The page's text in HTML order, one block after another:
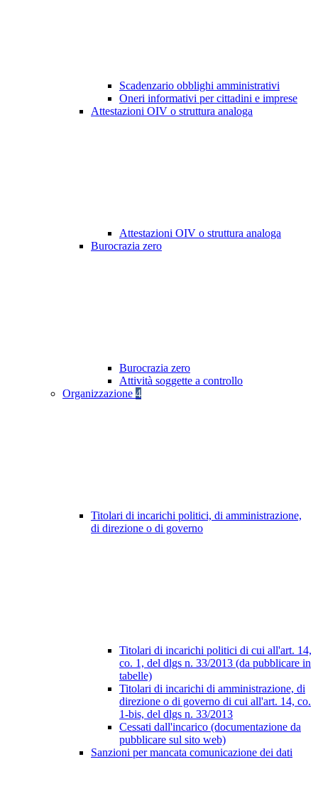
Scadenzario obblighi amministrativi
Oneri informativi per cittadini e imprese
Attestazioni OIV o struttura analoga
Attestazioni OIV o struttura analoga
Burocrazia zero
Burocrazia zero
Attività soggette a controllo
Organizzazione 4
Titolari di incarichi politici, di amministrazione,
di direzione o di governo
Titolari di incarichi politici di cui all'art. 14,
co. 1, del dlgs n. 33/2013 (da pubblicare in
tabelle)
Titolari di incarichi di amministrazione, di
direzione o di governo di cui all'art. 14, co.
1-bis, del dlgs n. 33/2013
Cessati dall'incarico (documentazione da
pubblicare sul sito web)
Sanzioni per mancata comunicazione dei dati